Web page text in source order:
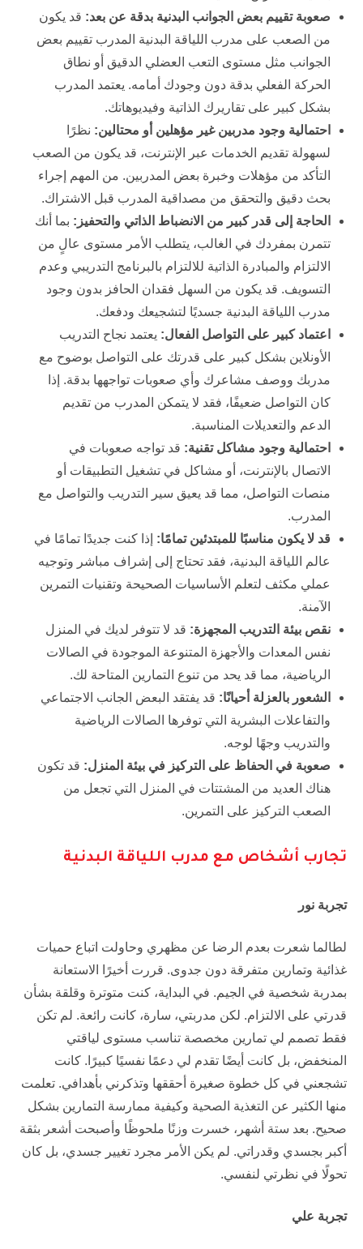
صعوبة تقييم بعض الجوانب البدنية بدقة عن بعد: قد يكون
من الصعب على مدرب اللياقة البدنية المدرب تقييم بعض
الجوانب مثل مستوى التعب العضلي الدقيق أو نطاق
الحركة الفعلي بدقة دون وجودك أمامه. يعتمد المدرب
بشكل كبير على تقاريرك الذاتية وفيديوهاتك.
احتمالية وجود مدربين غير مؤهلين أو محتالين: نظرًا
لسهولة تقديم الخدمات عبر الإنترنت، قد يكون من الصعب
التأكد من مؤهلات وخبرة بعض المدربين. من المهم إجراء
بحث دقيق والتحقق من مصداقية المدرب قبل الاشتراك.
الحاجة إلى قدر كبير من الانضباط الذاتي والتحفيز: بما أنك
تتمرن بمفردك في الغالب، يتطلب الأمر مستوى عالٍ من
الالتزام والمبادرة الذاتية للالتزام بالبرنامج التدريبي وعدم
التسويف. قد يكون من السهل فقدان الحافز بدون وجود
مدرب اللياقة البدنية جسديًا لتشجيعك ودفعك.
اعتماد كبير على التواصل الفعال: يعتمد نجاح التدريب
الأونلاين بشكل كبير على قدرتك على التواصل بوضوح مع
مدربك ووصف مشاعرك وأي صعوبات تواجهها بدقة. إذا
كان التواصل ضعيفًا، فقد لا يتمكن المدرب من تقديم
الدعم والتعديلات المناسبة.
احتمالية وجود مشاكل تقنية: قد تواجه صعوبات في
الاتصال بالإنترنت، أو مشاكل في تشغيل التطبيقات أو
منصات التواصل، مما قد يعيق سير التدريب والتواصل مع
المدرب.
قد لا يكون مناسبًا للمبتدئين تمامًا: إذا كنت جديدًا تمامًا في
عالم اللياقة البدنية، فقد تحتاج إلى إشراف مباشر وتوجيه
عملي مكثف لتعلم الأساسيات الصحيحة وتقنيات التمرين
الآمنة.
نقص بيئة التدريب المجهزة: قد لا تتوفر لديك في المنزل
نفس المعدات والأجهزة المتنوعة الموجودة في الصالات
الرياضية، مما قد يحد من تنوع التمارين المتاحة لك.
الشعور بالعزلة أحيانًا: قد يفتقد البعض الجانب الاجتماعي
والتفاعلات البشرية التي توفرها الصالات الرياضية
والتدريب وجهًا لوجه.
صعوبة في الحفاظ على التركيز في بيئة المنزل: قد تكون
هناك العديد من المشتتات في المنزل التي تجعل من
الصعب التركيز على التمرين.
تجارب أشخاص مع مدرب اللياقة البدنية
تجربة نور
لطالما شعرت بعدم الرضا عن مظهري وحاولت اتباع حميات
غذائية وتمارين متفرقة دون جدوى. قررت أخيرًا الاستعانة
بمدربة شخصية في الجيم. في البداية، كنت متوترة وقلقة بشأن
قدرتي على الالتزام. لكن مدربتي، سارة، كانت رائعة. لم تكن
فقط تصمم لي تمارين مخصصة تناسب مستوى لياقتي
المنخفض، بل كانت أيضًا تقدم لي دعمًا نفسيًا كبيرًا. كانت
تشجعني في كل خطوة صغيرة أحققها وتذكرني بأهدافي. تعلمت
منها الكثير عن التغذية الصحية وكيفية ممارسة التمارين بشكل
صحيح. بعد ستة أشهر، خسرت وزنًا ملحوظًا وأصبحت أشعر بثقة
أكبر بجسدي وقدراتي. لم يكن الأمر مجرد تغيير جسدي، بل كان
تحولًا في نظرتي لنفسي.
تجربة علي